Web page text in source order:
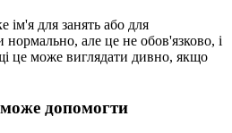
ім'я для занять або для
але це не обов'язково, і
це може виглядати дивно, якщо
допомогти